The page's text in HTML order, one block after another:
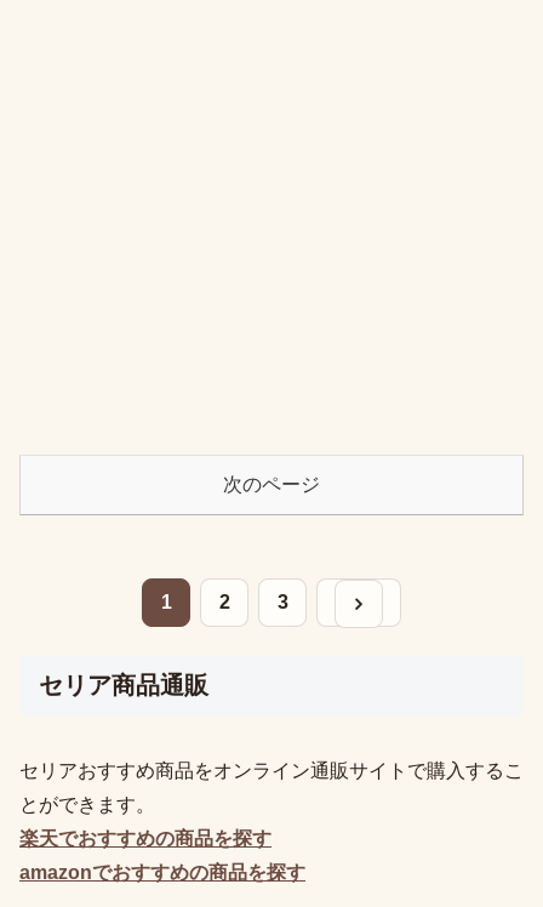
次のページ
1 2 3 次へ
セリア商品通販
セリアおすすめ商品をオンライン通販サイトで購入するこ
とができます。
楽天でおすすめの商品を探す
amazonでおすすめの商品を探す